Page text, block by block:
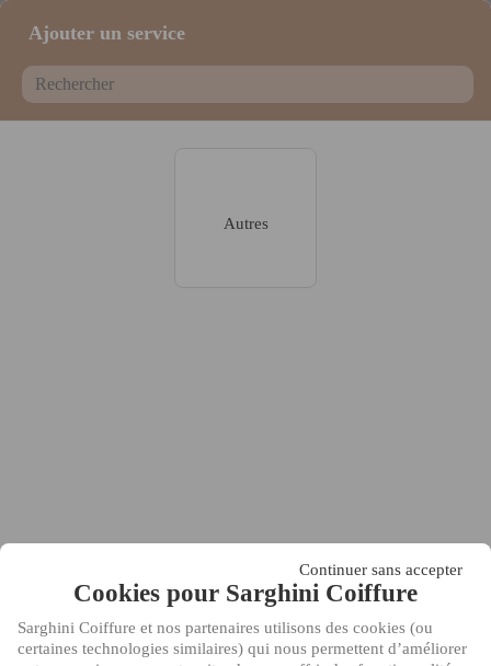
Ajouter un service
Autres
Continuer sans accepter
Cookies pour Sarghini Coiffure
Sarghini Coiffure et nos partenaires utilisons des cookies (ou
certaines technologies similaires) qui nous permettent d’améliorer